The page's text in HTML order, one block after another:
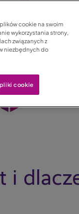
i
cookie na swoim
wykorzystania strony,
związanych z
niezbędnych do
cookie